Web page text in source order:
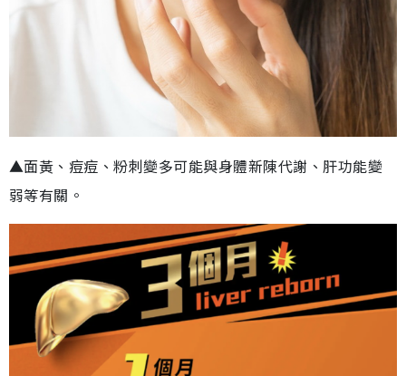
▲面黃、痘痘、粉刺變多可能與身體新陳代謝、肝功能變
弱等有關。